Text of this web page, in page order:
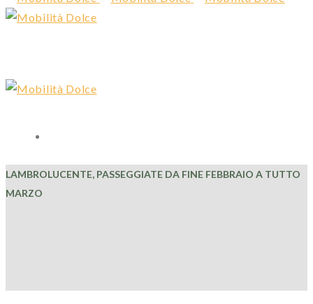
LAMBROLUCENTE, PASSEGGIATE DA FINE FEBBRAIO A TUTTO
MARZO